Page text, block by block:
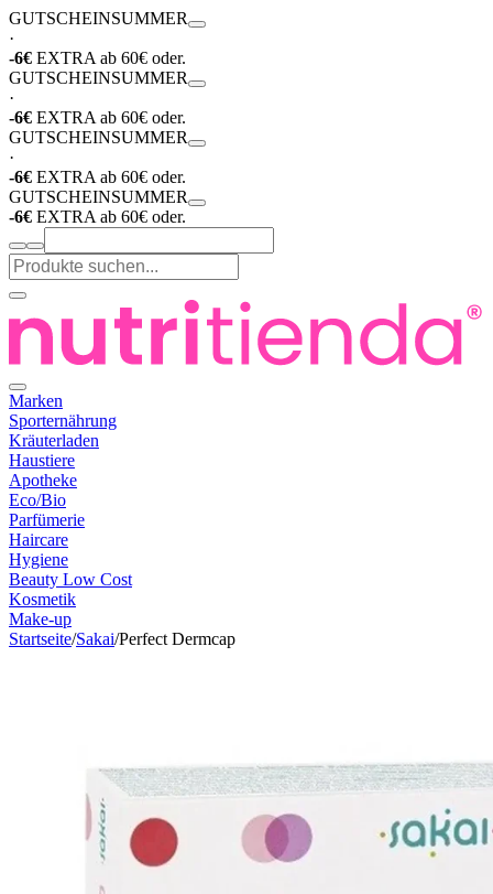
GUTSCHEINSUMMER
·
-6€ EXTRA ab 60€ oder.
GUTSCHEINSUMMER
·
-6€ EXTRA ab 60€ oder.
GUTSCHEINSUMMER
·
-6€ EXTRA ab 60€ oder.
GUTSCHEINSUMMER
-6€ EXTRA ab 60€ oder.
Marken
Sporternährung
Kräuterladen
Haustiere
Apotheke
Eco/Bio
Parfümerie
Haircare
Hygiene
Beauty Low Cost
Kosmetik
Make-up
Startseite/Sakai/Perfect Dermcap